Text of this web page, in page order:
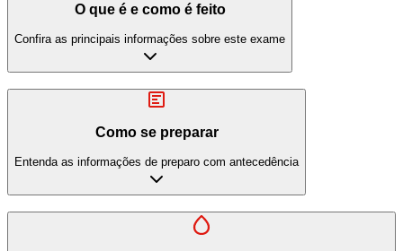
O que é e como é feito
Confira as principais informações sobre este exame
Como se preparar
Entenda as informações de preparo com antecedência